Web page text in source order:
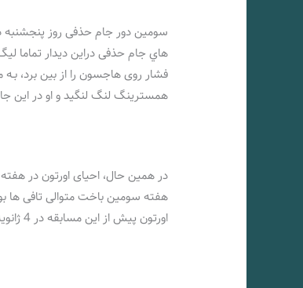
سومین دور جام حذفی روز پنجشنبه
فشار روی هاجسون را از بین برد،
همسترینگ لنگ لنگید و او در این
هفته سومین باخت متوالی تافی ها
اورتون پیش از این مسابقه در 4 ژانویه بخوانید .